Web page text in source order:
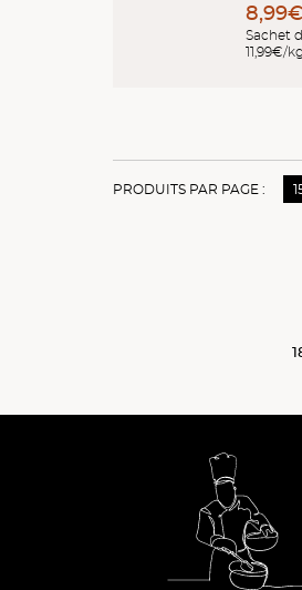
8,99€
Sachet
11,99€/kg
PRODUITS PAR PAGE :